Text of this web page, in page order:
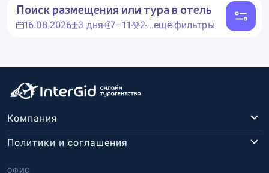
Поиск размещения или тура в отель
16.08.2026 3 дня 7–11 2...ещё фильтры
Компания
ОФИС
Политики и соглашения